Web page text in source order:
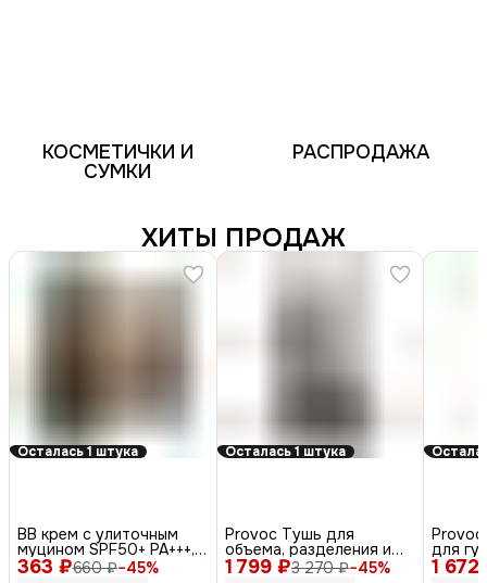
КОСМЕТИЧКИ И
СУМКИ
РАСПРОДАЖА
ХИТЫ ПРОДАЖ
Осталась 1 штука
363 ₽660 ₽−45%
BB крем с улиточным
муцином SPF50+ PA+++,
50 мл
Осталась 1 штука
1 799 ₽3 270 ₽−45%
Provoc Тушь для
объема, разделения и
удлинения ресниц / 1 672
для